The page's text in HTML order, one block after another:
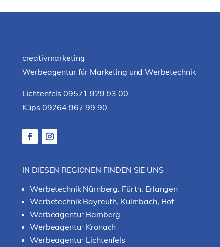
creativmarketing
Werbeagentur für Marketing und Werbetechnik
Lichtenfels 09571 929 93 00
Küps 09264 967 99 90
IN DIESEN REGIONEN FINDEN SIE UNS
Werbetechnik Nürnberg, Fürth, Erlangen
Werbetechnik Bayreuth, Kulmbach, Hof
Werbeagentur Bamberg
Werbeagentur Kronach
Werbeagentur Lichtenfels